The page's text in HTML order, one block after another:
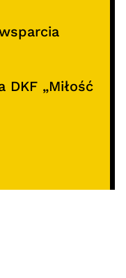
„Miłość